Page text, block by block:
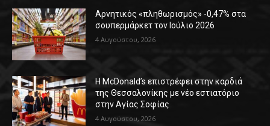
Αρνητικός «πληθωρισμός» -0,47% στα
σουπερμάρκετ τον Ιούλιο 2026
4 Αυγούστου, 2026
Η McDonald’s επιστρέφει στην καρδιά
της Θεσσαλονίκης με νέο εστιατόριο
στην Αγίας Σοφίας
4 Αυγούστου, 2026